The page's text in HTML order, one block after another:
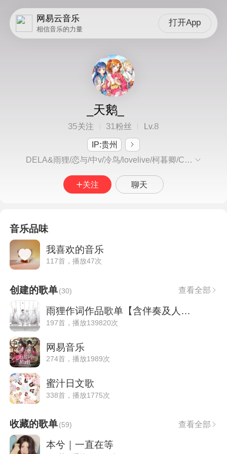
网易云音乐
相信音乐的力量
打开App
_天鹅_
35关注 31粉丝 Lv.8
IP:贵州
DELA&雨狸/恋与/中v/冷鸟/lovelive/柯暮卿/Chilichill 歌单可看喜好 多家路人粉 偶尔听听英语日语歌 一段时间会喜欢听一种类型的歌，对暴火的歌提不起兴趣，不听梗曲口水歌（除非真的特别好听或者是喜欢的人写的） 同好欢迎互关，互关请dd 半吊子词作可合作
关注 聊天
音乐品味
我喜欢的音乐
117首，播放47次
创建的歌单(30) 查看全部
雨狸作词作品歌单【含伴奏及人声本家】
197首，播放139820次
网易音乐
274首，播放1989次
蜜汁日文歌
338首，播放1775次
收藏的歌单(59) 查看全部
本兮｜一直在等